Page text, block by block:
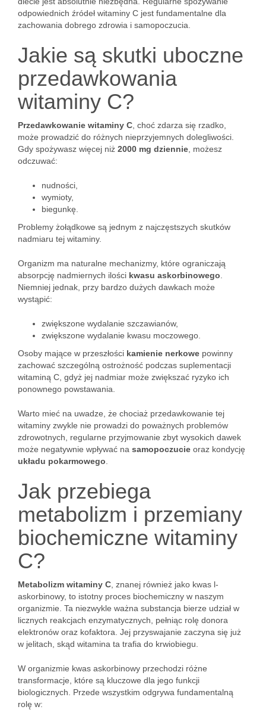
odpowiednich źródeł witaminy C jest fundamentalne dla
zachowania dobrego zdrowia i samopoczucia.
Jakie są skutki uboczne
przedawkowania
witaminy C?
Przedawkowanie witaminy C , choć zdarza się rzadko,
może prowadzić do różnych nieprzyjemnych dolegliwości.
Gdy spożywasz więcej niż 2000 mg dziennie , możesz
odczuwać:
nudności,
wymioty,
biegunkę.
Problemy żołądkowe są jednym z najczęstszych skutków
nadmiaru tej witaminy.
Organizm ma naturalne mechanizmy, które ograniczają
absorpcję nadmiernych ilości kwasu askorbinowego
Niemniej jednak, przy bardzo dużych dawkach może
wystąpić:
zwiększone wydalanie szczawianów,
zwiększone wydalanie kwasu moczowego.
Osoby mające w przeszłości kamienie nerkowe powinny
zachować szczególną ostrożność podczas suplementacji
witaminą C, gdyż jej nadmiar może zwiększać ryzyko ich
ponownego powstawania.
Warto mieć na uwadze, że chociaż przedawkowanie tej
witaminy zwykle nie prowadzi do poważnych problemów
zdrowotnych, regularne przyjmowanie zbyt wysokich dawek
może negatywnie wpływać na samopoczucie oraz kondycję
układu pokarmowego
Jak przebiega
metabolizm i przemiany
biochemiczne witaminy
C?
Metabolizm witaminy C , znanej również jako kwas l-
askorbinowy, to istotny proces biochemiczny w naszym
organizmie. Ta niezwykle ważna substancja bierze udział w
licznych reakcjach enzymatycznych, pełniąc rolę donora
elektronów oraz kofaktora. Jej przyswajanie zaczyna się już
w jelitach, skąd witamina ta trafia do krwiobiegu.
W organizmie kwas askorbinowy przechodzi różne
transformacje, które są kluczowe dla jego funkcji
biologicznych. Przede wszystkim odgrywa fundamentalną
rolę w: